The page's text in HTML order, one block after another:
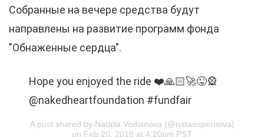
Собранные на вечере средства будут
направлены на развитие программ фонда
"Обнаженные сердца".
Hope you enjoyed the ride ❤️🙏🏻🚀😜🎡
@nakedheartfoundation #fundfair
A post shared by Natalia Vodianova (@natasupernova)
on Feb 20, 2018 at 4:20pm PST